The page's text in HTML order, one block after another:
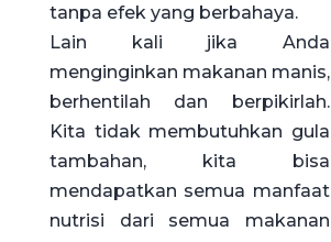
tanpa efek yang berbahaya.
Lain kali jika Anda
menginginkan makanan manis,
berhentilah dan berpikirlah.
Kita tidak membutuhkan gula
tambahan, kita bisa
mendapatkan semua manfaat
nutrisi dari semua makanan